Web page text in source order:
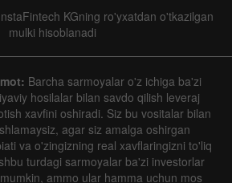
KGning ro'yxatdan o'tkazilgan
mulki hisoblanadi
Barcha sarmoyalar o'z ichiga ba'zi
hosilalar bilan savdo qilish leveraj
xavfini oshiradi. Siz bu vositalar bilan
agar siz amalga oshirgan
va o'zingizning real xavflaringizni to'liq
turdagi sarmoyalar ba'zi investorlar
ammo ular hamma uchun mos